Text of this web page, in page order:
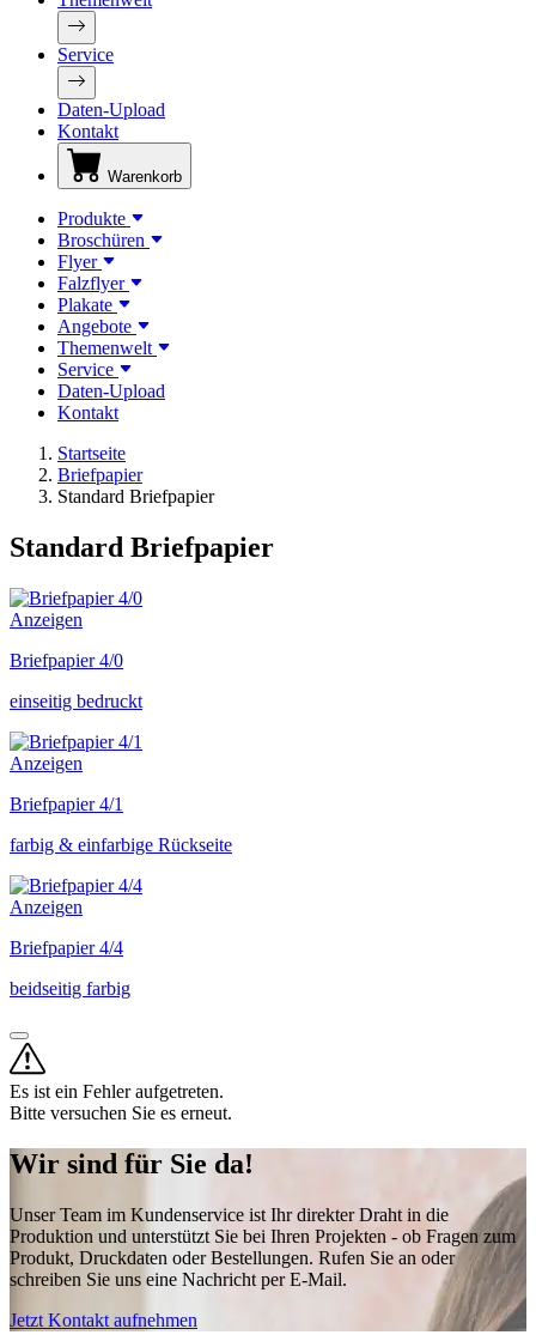
Service
Daten-Upload
Kontakt
Warenkorb
Produkte
Broschüren
Flyer
Falzflyer
Plakate
Angebote
Themenwelt
Service
Daten-Upload
Kontakt
Startseite
Briefpapier
Standard Briefpapier
Standard Briefpapier
Anzeigen
Briefpapier 4/0
einseitig bedruckt
Anzeigen
Briefpapier 4/1
farbig & einfarbige Rückseite
Anzeigen
Briefpapier 4/4
beidseitig farbig
Es ist ein Fehler aufgetreten.
Bitte versuchen Sie es erneut.
Wir sind für Sie da!
Unser Team im Kundenservice ist Ihr direkter Draht in die
Produktion und unterstützt Sie bei Ihren Projekten - ob Fragen zum
Produkt, Druckdaten oder Bestellungen. Rufen Sie an oder
schreiben Sie uns eine Nachricht per E-Mail.
Jetzt Kontakt aufnehmen